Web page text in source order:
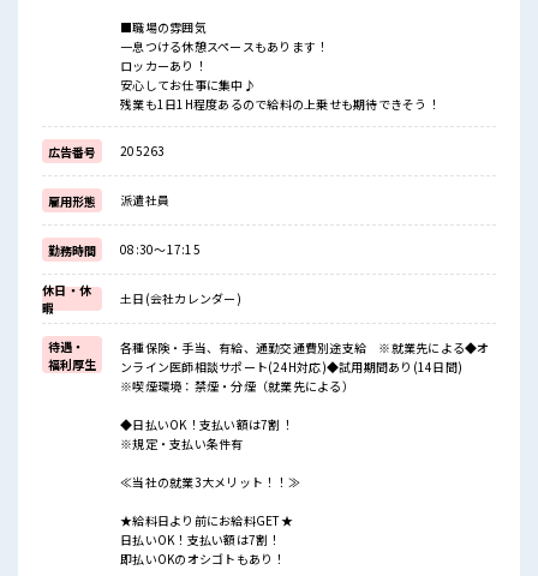
■職場の雰囲気
一息つける休憩スペースもあります！
ロッカーあり！
安心してお仕事に集中♪
残業も1日1H程度あるので給料の上乗せも期待できそう！
広告番号 205263
雇用形態 派遣社員
勤務時間 08:30～17:15
休日・休
暇
土日(会社カレンダー)
待遇・
福利厚生
各種保険・手当、有給、通勤交通費別途支給 ※就業先による◆オ
ンライン医師相談サポート(24H対応)◆試用期間あり(14日間)
※喫煙環境：禁煙・分煙（就業先による）
◆日払いOK！支払い額は7割！
※規定・支払い条件有
≪当社の就業3大メリット！！≫
★給料日より前にお給料GET★
日払いOK！支払い額は7割！
即払いOKのオシゴトもあり！